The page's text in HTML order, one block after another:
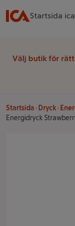
Startsida
Välj butik för
Startsida Dryck
Energidryck